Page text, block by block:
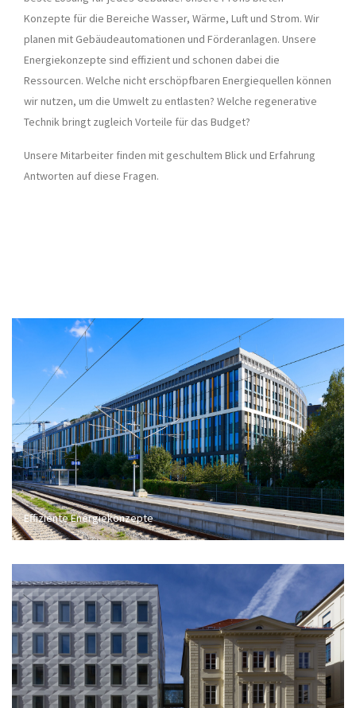
Konzepte für die Bereiche Wasser, Wärme, Luft und Strom. Wir
planen mit Gebäudeautomationen und Förderanlagen. Unsere
Energiekonzepte sind effizient und schonen dabei die
Ressourcen. Welche nicht erschöpfbaren Energiequellen können
wir nutzen, um die Umwelt zu entlasten? Welche regenerative
Technik bringt zugleich Vorteile für das Budget?
Unsere Mitarbeiter finden mit geschultem Blick und Erfahrung
Antworten auf diese Fragen.
Effiziente Energiekonzepte